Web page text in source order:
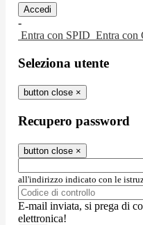
-
Entra con SPID Entra con
Seleziona utente
button close ×
Recupero password
button close ×
all'indirizzo indicato con le
E-mail inviata, si prega di
elettronica!